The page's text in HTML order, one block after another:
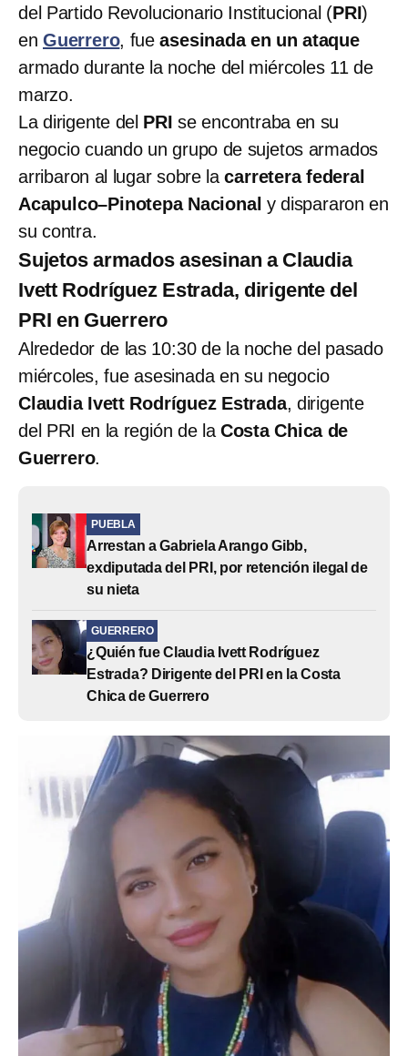
del Partido Revolucionario Institucional (PRI)
en Guerrero, fueasesinada en un ataque
armado durante la noche del miércoles 11 de
marzo.
La dirigente del PRI se encontraba en su
negocio cuando un grupo de sujetos armados
arribaron al lugar sobre lacarretera federal
Acapulco–Pinotepa Nacional y dispararon en
su contra.
Sujetos armados asesinan a Claudia
Ivett Rodríguez Estrada, dirigente del
PRI en Guerrero
Alrededor de las 10:30 de la noche del pasado
miércoles, fue asesinada en su negocio
Claudia Ivett Rodríguez Estrada, dirigente
del PRI en la región de la Costa Chica de
Guerrero.
PUEBLA
Arrestan a Gabriela Arango Gibb,
exdiputada del PRI, por retención ilegal de
su nieta
GUERRERO
¿Quién fue Claudia Ivett Rodríguez
Estrada? Dirigente del PRI en la Costa
Chica de Guerrero